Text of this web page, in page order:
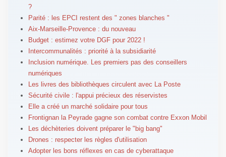
?
Parité : les EPCI restent des " zones blanches "
Aix-Marseille-Provence : du nouveau
Budget : estimez votre DGF pour 2022 !
Intercommunalités : priorité à la subsidiarité
Inclusion numérique. Les premiers pas des conseillers
numériques
Les livres des bibliothèques circulent avec La Poste
Sécurité civile : l'appui précieux des réservistes
Elle a créé un marché solidaire pour tous
Frontignan la Peyrade gagne son combat contre Exxon Mobil
Les déchèteries doivent préparer le "big bang"
Drones : respecter les règles d'utilisation
Adopter les bons réflexes en cas de cyberattaque